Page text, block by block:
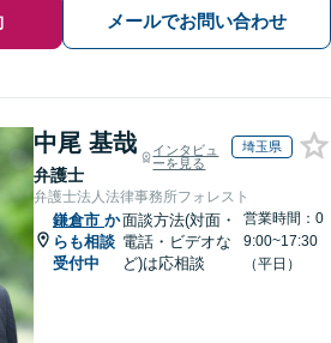
メールでお問い合わせ
中尾 基哉
弁護士
インタビュ
ーを見る
埼玉県
弁護士法人法律事務所フォレスト
鎌倉市 か
らも相談
受付中
面談方法(対面・
電話・ビデオな
ど)は応相談
営業時間：0
9:00~17:30
（平日）